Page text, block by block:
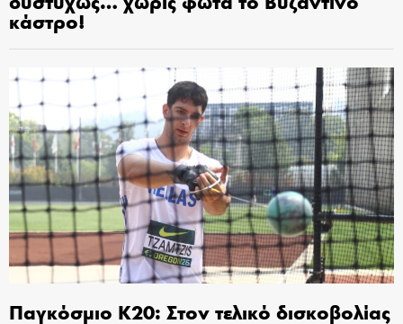
κάστρο!
Παγκόσμιο Κ20: Στον τελικό δισκοβολίας